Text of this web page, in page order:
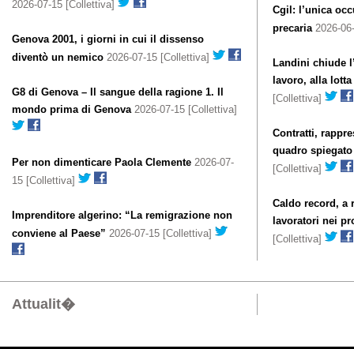
2026-07-15 [Collettiva]
Genova 2001, i giorni in cui il dissenso
diventò un nemico 2026-07-15 [Collettiva]
G8 di Genova – Il sangue della ragione 1. Il
mondo prima di Genova2026-07-15 [Collettiva]
Per non dimenticare Paola Clemente 2026-07-
15 [Collettiva]
Imprenditore algerino: “La remigrazione non
conviene al Paese” 2026-07-15 [Collettiva]
Cgil: l’unica
precaria2026-
Landini chiude
lavoro, alla
[Collettiva]
Contratti,
quadro
[Collettiva]
Caldo record, a
lavoratori nei
[Collettiva]
Attualit�